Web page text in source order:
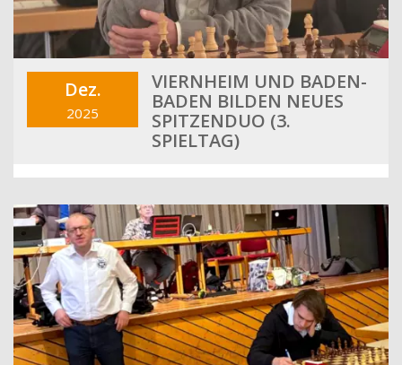
Dez.
2025
VIERNHEIM UND BADEN-
BADEN BILDEN NEUES
SPITZENDUO (3.
SPIELTAG)